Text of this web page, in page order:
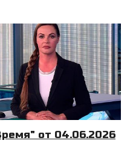
от 04.06.2026